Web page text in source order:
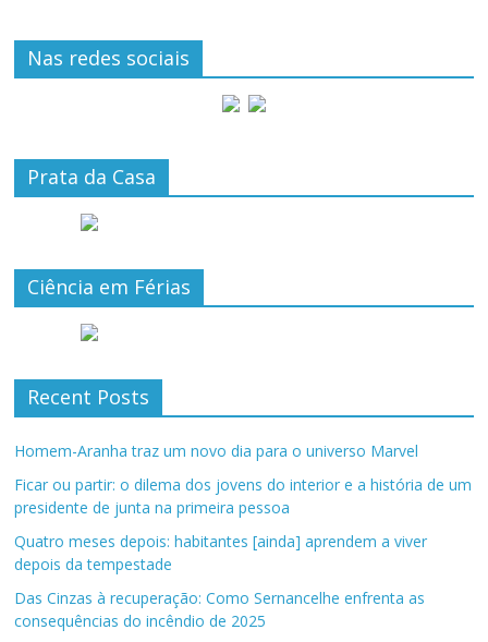
Nas redes sociais
Prata da Casa
Ciência em Férias
Recent Posts
Homem-Aranha traz um novo dia para o universo Marvel
Ficar ou partir: o dilema dos jovens do interior e a história de um
presidente de junta na primeira pessoa
Quatro meses depois: habitantes [ainda] aprendem a viver
depois da tempestade
Das Cinzas à recuperação: Como Sernancelhe enfrenta as
consequências do incêndio de 2025